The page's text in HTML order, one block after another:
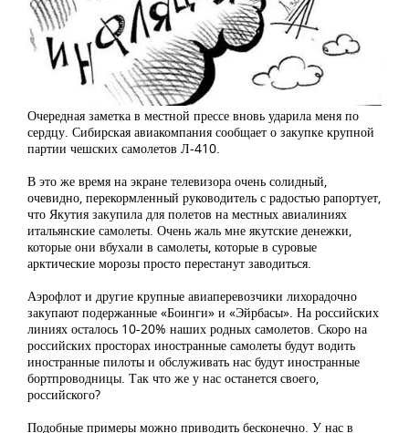
Очередная заметка в местной прессе вновь ударила меня по
сердцу. Сибирская авиакомпания сообщает о закупке крупной
партии чешских самолетов Л-410.
В это же время на экране телевизора очень солидный,
очевидно, перекормленный руководитель с радостью рапортует,
что Якутия закупила для полетов на местных авиалиниях
итальянские самолеты. Очень жаль мне якутские денежки,
которые они вбухали в самолеты, которые в суровые
арктические морозы просто перестанут заводиться.
Аэрофлот и другие крупные авиаперевозчики лихорадочно
закупают подержанные «Боинги» и «Эйрбасы». На российских
линиях осталось 10-20% наших родных самолетов. Скоро на
российских просторах иностранные самолеты будут водить
иностранные пилоты и обслуживать нас будут иностранные
бортпроводницы. Так что же у нас останется своего,
российского?
Подобные примеры можно приводить бесконечно. У нас в